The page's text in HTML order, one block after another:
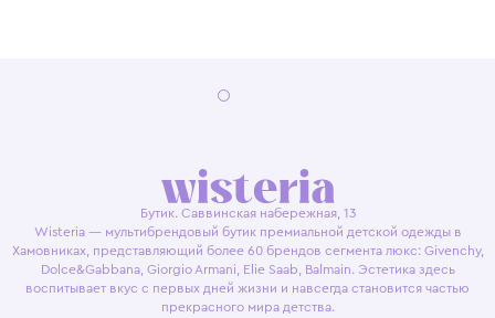
Бутик. Саввинская набережная, 13
Wisteria — мультибрендовый бутик премиальной детской одежды в
Хамовниках, представляющий более 60 брендов сегмента люкс: Givenchy,
Dolce&Gabbana, Giorgio Armani, Elie Saab, Balmain. Эстетика здесь
воспитывает вкус с первых дней жизни и навсегда становится частью
прекрасного мира детства.